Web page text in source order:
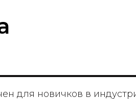
для новичков в